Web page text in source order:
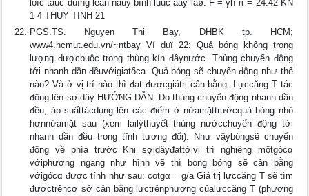
löïc taùc duïng leân ñaùy bình luùc aáy laø: F = γh π = 24.42 KN
1 4 THUY TINH 21
PGS.TS. Nguyen Thi Bay, DHBK tp. HCM;
www4.hcmut.edu.vn/~ntbay Ví duï 22: Quả bóng không trọng
lượng đượcbuộc trong thùng kín đầynước. Thùng chuyển động
tới nhanh dần đềuvớigiatốca. Quả bóng sẽ chuyển động như thế
nào? Và ở vị trí nào thì đạt đượcgiátrị cân bằng. Lựccăng T tác
động lên sợidây HƯỚNG DẪN: Do thùng chuyển động nhanh dần
đều, áp suấttácdụng lên các điểm ở nửamặttrướcquả bóng nhỏ
hơnnửamặt sau (xem lạilýthuyết thùng nướcchuyển động tới
nhanh dần đều trong tĩnh tương đối). Như vậybóngsẽ chuyển
động về phía trước Khi sợidâyđạttớivị trí nghiêng mộtgócα
vớiphương ngang như hình vẽ thì bong bóng sẽ cân bằng
vớigócα được tính như sau: cotgα = g/a Giá trị lựccăng T sẽ tìm
đượctrêncơ sở cân bằng lựctrênphương củalựccăng T (phương